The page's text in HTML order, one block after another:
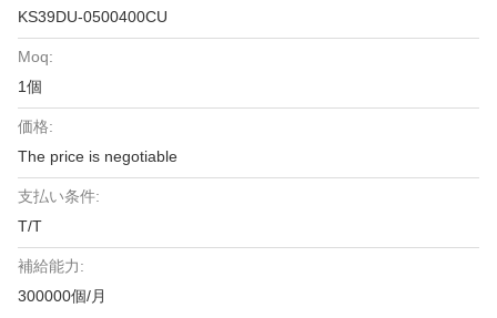
KS39DU-0500400CU
Moq:
1個
価格:
The price is negotiable
支払い条件:
T/T
補給能力:
300000個/月